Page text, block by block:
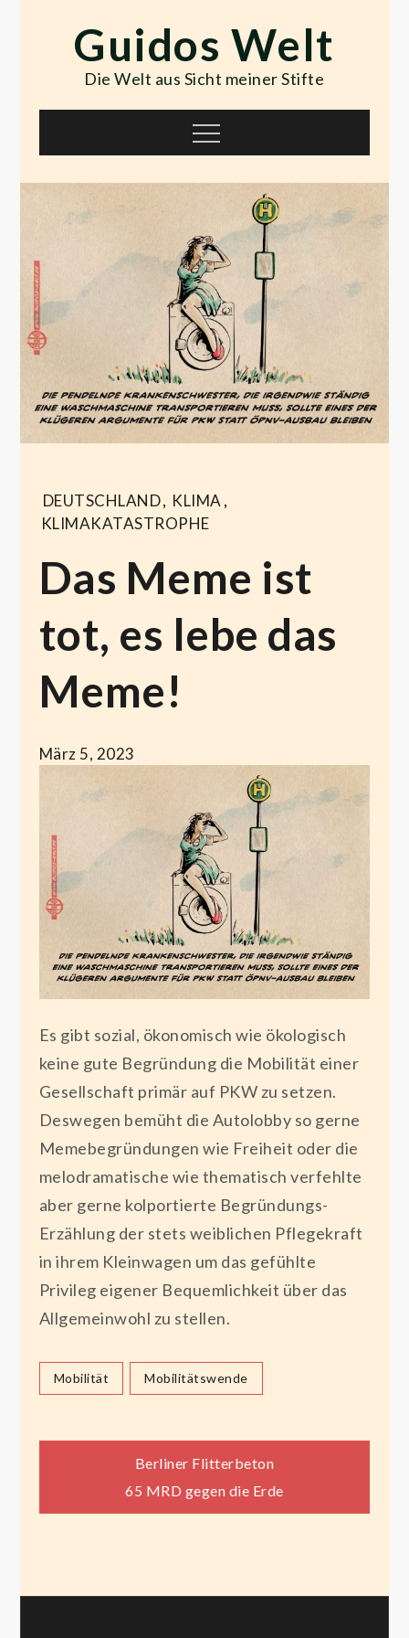
contentGuidos Welt
Die Welt aus Sicht meiner Stifte
Menu
DEUTSCHLAND, KLIMA ,
KLIMAKATASTROPHE
Das Meme ist
tot, es lebe das
Meme!
März 5, 2023
Es gibt sozial, ökonomisch wie ökologisch
keine gute Begründung die Mobilität einer
Gesellschaft primär auf PKW zu setzen.
Deswegen bemüht die Autolobby so gerne
Memebegründungen wie Freiheit oder die
melodramatische wie thematisch verfehlte
aber gerne kolportierte Begründungs-
Erzählung der stets weiblichen Pflegekraft
in ihrem Kleinwagen um das gefühlte
Privileg eigener Bequemlichkeit über das
Allgemeinwohl zu stellen.
Mobilität Mobilitätswende
Beitragsnavigation
Berliner Flitterbeton
65 MRD gegen die Erde